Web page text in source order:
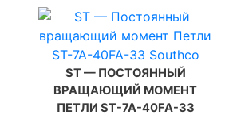
ST — ПОСТОЯННЫЙ
ВРАЩАЮЩИЙ МОМЕНТ
ПЕТЛИ ST-7A-40FA-33